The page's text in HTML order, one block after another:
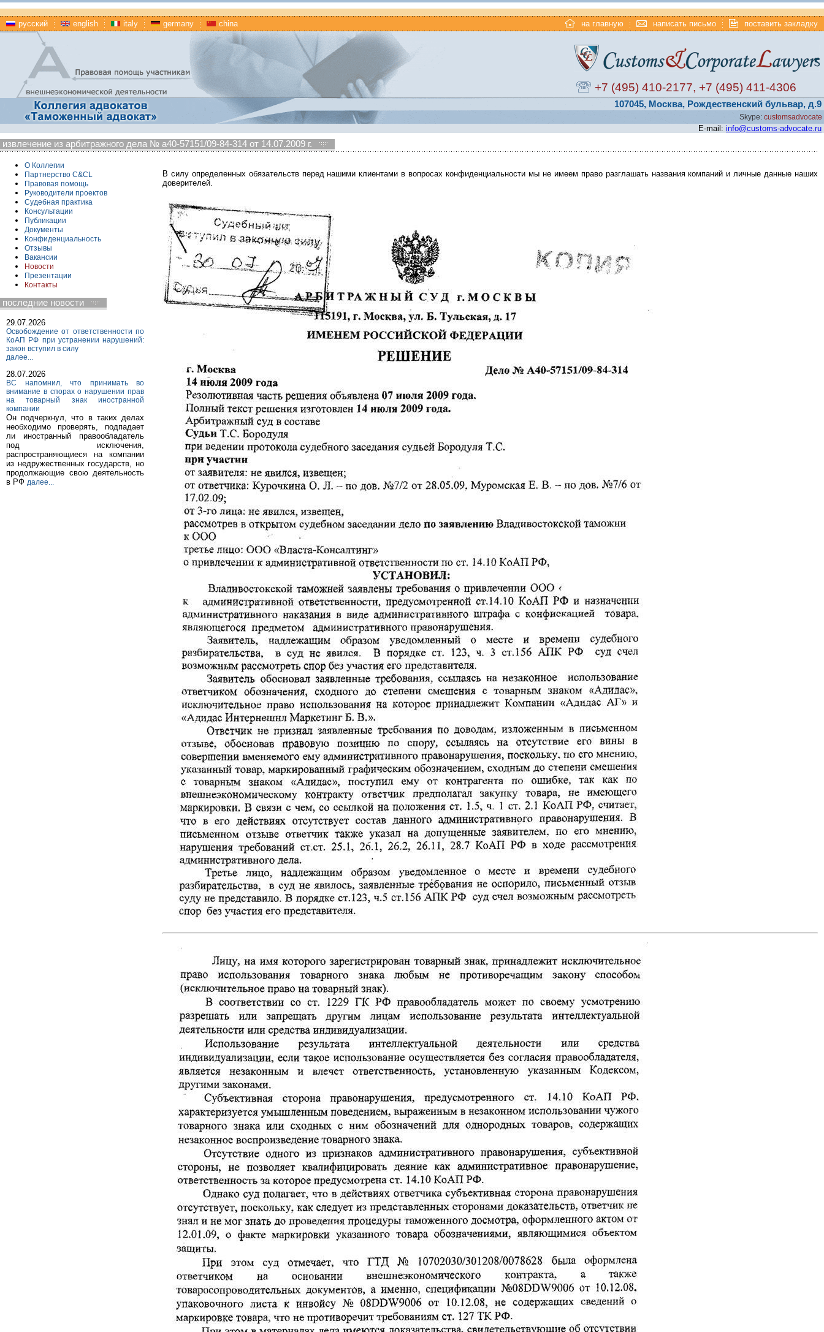
русский english italy germany china на главную написать письмо поставить закладку
+7 (495) 410-2177, +7 (495) 411-4306
107045, Москва, Рождественский бульвар, д.9
Skype: customsadvocate
E-mail: info@customs-advocate.ru
извлечение из арбитражного дела № а40-57151/09-84-314 от 14.07.2009 г.
О Коллегии
Партнерство C&CL
Правовая помощь
Руководители проектов
Судебная практика
Консультации
Публикации
Документы
Конфиденциальность
Отзывы
Вакансии
Новости
Презентации
Контакты
последние новости
29.07.2026
Освобождение от ответственности по
КоАП РФ при устранении нарушений:
закон вступил в силу
далее...
28.07.2026
ВС напомнил, что принимать во
внимание в спорах о нарушении прав
на товарный знак иностранной
компании
Он подчеркнул, что в таких делах
необходимо проверять, подпадает
ли иностранный правообладатель
под исключения,
распространяющиеся на компании
из недружественных государств, но
продолжающие свою деятельность
в РФ далее...
В силу определенных обязательств перед нашими клиентами в вопросах конфиденциальности мы не имеем право разглашать названия компаний и личные данные наших
доверителей.